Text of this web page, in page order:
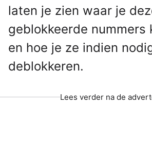
laten je zien waar je
geblokkeerde nummers
en hoe je ze indien
deblokkeren.
Lees verder na de